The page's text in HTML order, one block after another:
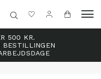
500 KR.
BESTILLINGEN